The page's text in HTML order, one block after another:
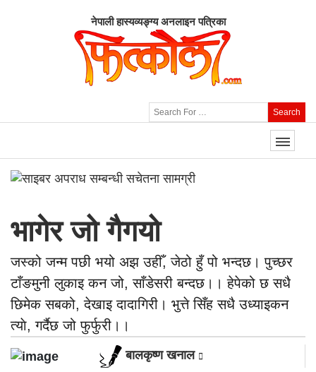
नेपाली हास्यव्यङ्ग्य अनलाइन पत्रिका
Search
भागेर जो गैगयो
जस्को जन्म पछी भयो अझ उहीँ, जेठो हुँ पो भन्दछ। पुच्छर
टाँङमुनी लुकाइ कन जो, साँडेसरी बन्दछ।। हेपेको छ सधै
छिमेक सबको, देखाइ दादागिरी। भुत्ते सिँह सधै उध्याइकन
त्याे, गर्दैछ जो फुर्फुरी।।
बालकृष्ण खनाल